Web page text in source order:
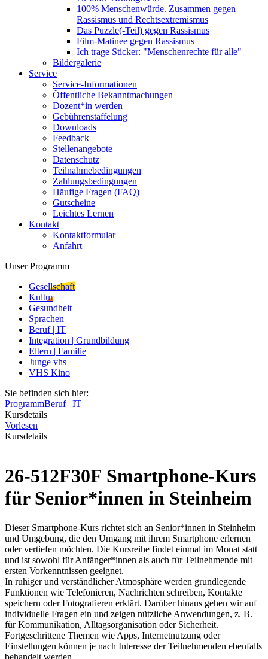
100% Menschenwürde. Zusammen gegen
Rassismus und Rechtsextremismus
Das Puzzle(-Teil) gegen Rassismus
Film-Matinee gegen Rassismus
Ich trage Sticker: "Menschenrechte für alle"
Bildergalerie
Service
Service-Informationen
Öffentliche Bekanntmachungen
Dozent*in werden
Gebührenstaffelung
Downloads
Feedback
Stellenangebote
Datenschutz
Teilnahmebedingungen
Zahlungsbedingungen
Häufige Fragen (FAQ)
Gutscheine
Leichtes Lernen
Kontakt
Kontaktformular
Anfahrt
Unser Programm
Gesellschaft
Kultur
Gesundheit
Sprachen
Beruf | IT
Integration | Grundbildung
Eltern | Familie
Junge vhs
VHS Kino
Sie befinden sich hier:
ProgrammBeruf | IT
Kursdetails
Vorlesen
Kursdetails
26-512F30F Smartphone-Kurs
für Senior*innen in Steinheim
Dieser Smartphone-Kurs richtet sich an Senior*innen in Steinheim
und Umgebung, die den Umgang mit ihrem Smartphone erlernen
oder vertiefen möchten. Die Kursreihe findet einmal im Monat statt
und ist sowohl für Anfänger*innen als auch für Teilnehmende mit
ersten Vorkenntnissen geeignet.
In ruhiger und verständlicher Atmosphäre werden grundlegende
Funktionen wie Telefonieren, Nachrichten schreiben, Kontakte
speichern oder Fotografieren erklärt. Darüber hinaus gehen wir auf
individuelle Fragen ein und zeigen nützliche Anwendungen, z. B.
für Kommunikation, Alltagsorganisation oder Sicherheit.
Fortgeschrittene Themen wie Apps, Internetnutzung oder
Einstellungen können je nach Interesse der Teilnehmenden ebenfalls
behandelt werden.